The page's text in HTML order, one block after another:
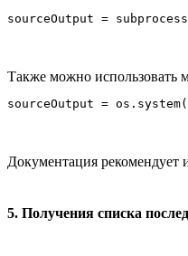
Также можно использовать
Документация рекомендует
5. Получения списка